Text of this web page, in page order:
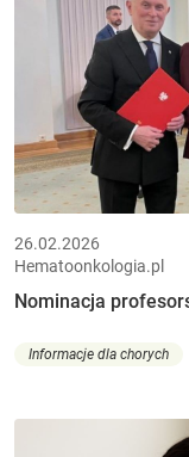
26.02.2026
Hematoonkologia.pl
Nominacja
Informacje dla chorych